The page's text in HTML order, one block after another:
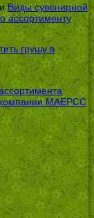
Виды сувенирной
ассортименту
грушу в
компании МАЕРСС